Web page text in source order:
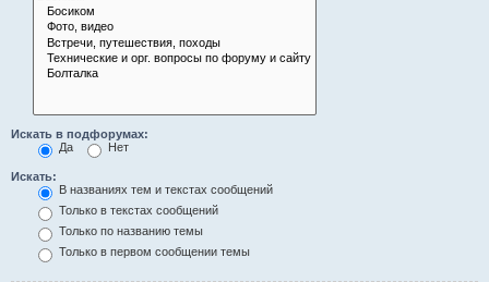
Искать в подфорумах:
Да
Нет
Искать:
В названиях тем и текстах сообщений
Только в текстах сообщений
Только по названию темы
Только в первом сообщении темы